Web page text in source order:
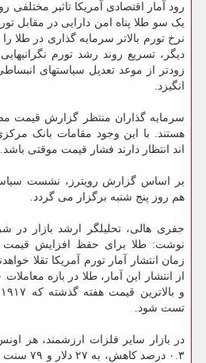
رود آمار اقتصادی آمریکا تاثیر مختلفی
یک سو طلا پناه امن دارایی در مقابل
نرخ تورم بالاتر سرمایه گذاری در طلا
دیگر، تسریع روند رشد تورم
زودتر از موعد تعدیل سیاستهای
انگیزد.
سرمایه گذاران منتظر گزارش قیمت
هستند. با این وجود مقامات بانک
اند انتظار دارند فشار قیمت موقتی باشد.
بر اساس گزارش رویترز، نشست
هم روز پنج شنبه برگزار می گردد.
زمان انتشار آمار تورم آمریکا تقلا
تست شود.
در بازار سایر فلزات ارزشمند، هر
۰.۳ درصد